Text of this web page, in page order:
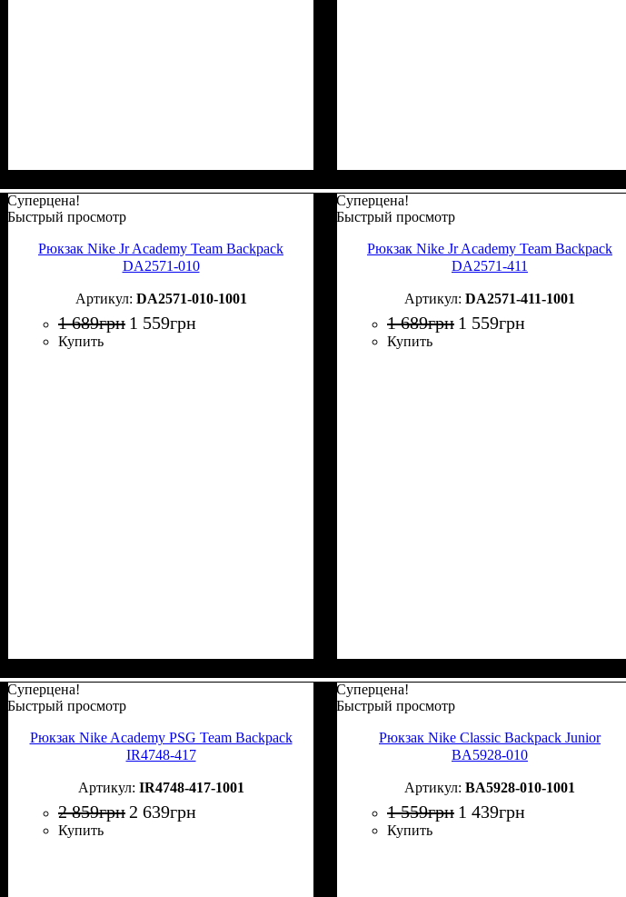
Суперцена!
Быстрый просмотр
Рюкзак Nike Jr Academy Team Backpack
DA2571-010
DA2571-010-1001
1 689грн 1 559грн
Купить
Суперцена!
Быстрый просмотр
Рюкзак Nike Jr Academy Team Backpack
DA2571-411
DA2571-411-1001
1 689грн 1 559грн
Купить
Суперцена!
Быстрый просмотр
Рюкзак Nike Academy PSG Team Backpack
IR4748-417
IR4748-417-1001
2 859грн 2 639грн
Купить
Суперцена!
Быстрый просмотр
Рюкзак Nike Classic Backpack Junior
BA5928-010
BA5928-010-1001
1 559грн 1 439грн
Купить